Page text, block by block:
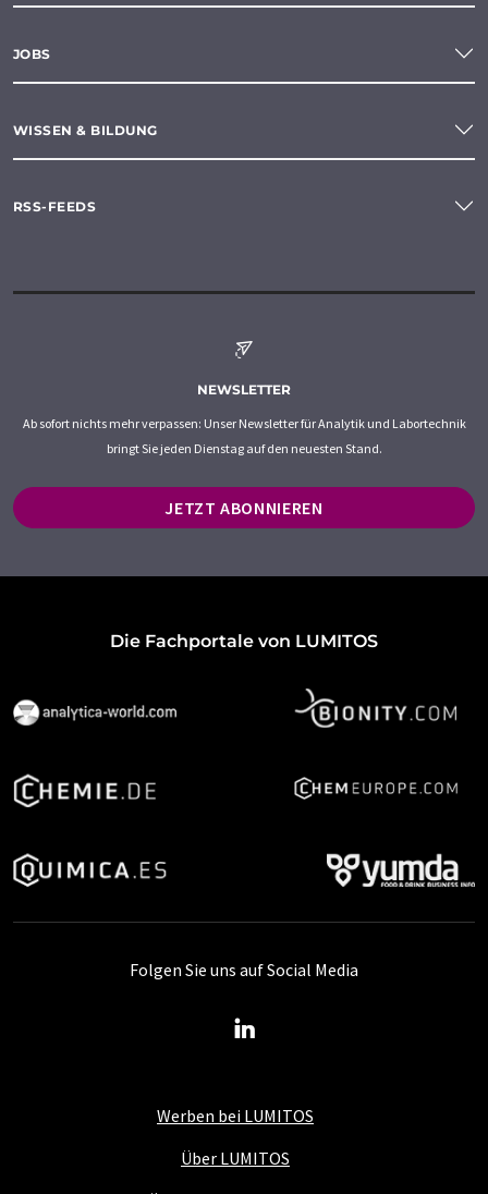
JOBS
WISSEN & BILDUNG
RSS-FEEDS
NEWSLETTER
Ab sofort nichts mehr verpassen: Unser Newsletter für Analytik und Labortechnik
bringt Sie jeden Dienstag auf den neuesten Stand.
JETZT ABONNIEREN
Die Fachportale von LUMITOS
Werben bei LUMITOS
Über LUMITOS
Folgen Sie uns auf Social Media